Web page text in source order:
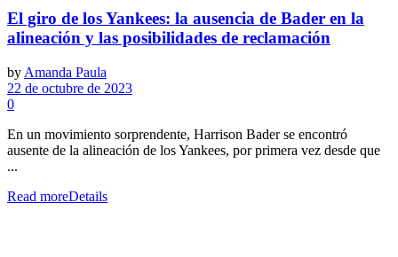
El giro de los Yankees: la ausencia de Bader en la
alineación y las posibilidades de reclamación
by Amanda Paula
22 de octubre de 2023
0
En un movimiento sorprendente, Harrison Bader se encontró
ausente de la alineación de los Yankees, por primera vez desde que
...
Read moreDetails